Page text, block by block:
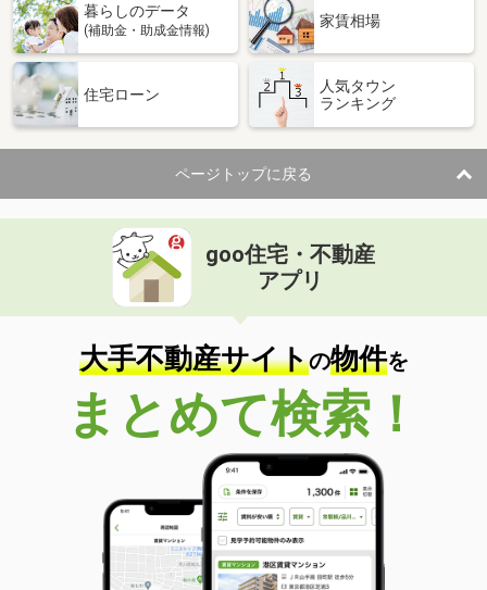
暮らしのデータ
(補助金・助成金情報)
家賃相場
住宅ローン
人気タウン
ランキング
ページトップに戻る
goo住宅・不動産
アプリ
大手不動産サイトの物件を
まとめて検索！